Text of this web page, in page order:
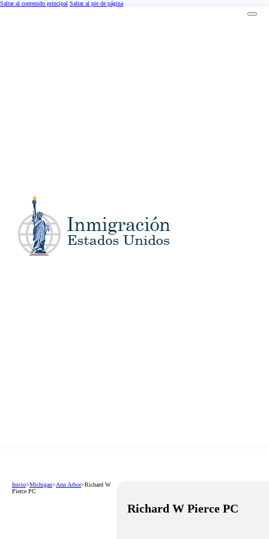
Saltar al contenido principal Saltar al pie de página
Inicio>Michigan>Ann Arbor>Richard W
Pierce PC
Richard W Pierce PC